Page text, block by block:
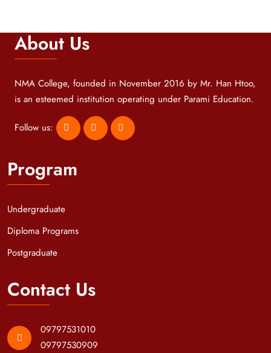
About Us
NMA College, founded in November 2016 by Mr. Han Htoo,
is an esteemed institution operating under Parami Education.
Follow us:
Program
Undergraduate
Diploma Programs
Postgraduate
Contact Us
09797531010
09797530909